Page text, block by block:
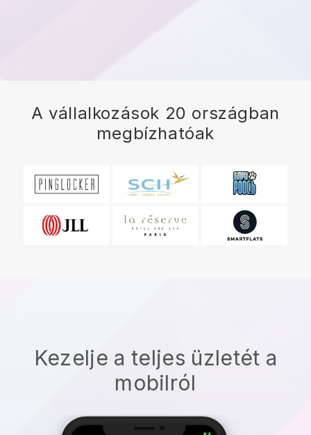
A vállalkozások 20 országban
megbízhatóak
Kezelje a teljes üzletét a
mobilról